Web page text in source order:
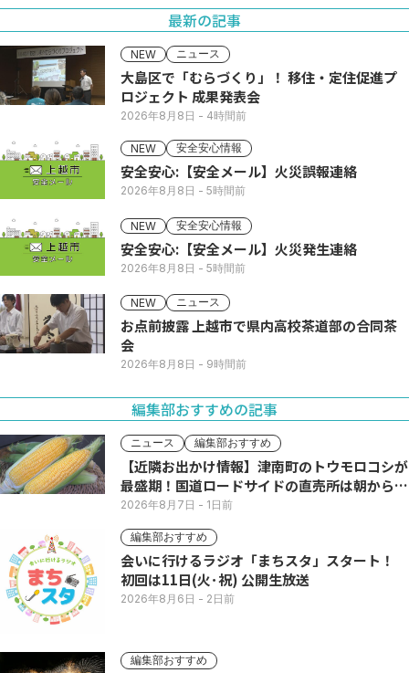
最新の記事
NEW ニュース
大島区で「むらづくり」！ 移住・定住促進プ
ロジェクト 成果発表会
2026年8月8日 - 4時間前
NEW 安全安心情報
安全安心:【安全メール】火災誤報連絡
2026年8月8日 - 5時間前
NEW 安全安心情報
安全安心:【安全メール】火災発生連絡
2026年8月8日 - 5時間前
NEW ニュース
お点前披露 上越市で県内高校茶道部の合同茶
会
2026年8月8日 - 9時間前
編集部おすすめの記事
ニュース 編集部おすすめ
【近隣お出かけ情報】津南町のトウモロコシが
最盛期！国道ロードサイドの直売所は朝から長
い列
2026年8月7日 - 1日前
編集部おすすめ
会いに行けるラジオ「まちスタ」スタート！
初回は11日(火･祝) 公開生放送
2026年8月6日 - 2日前
編集部おすすめ